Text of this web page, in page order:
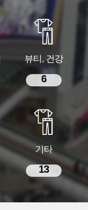
뷰티, 건강
6
기타
13